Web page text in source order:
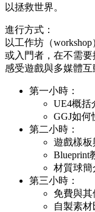
以拯救世界。
進行方式：
以工作坊（
或入門者，在不需
感受遊戲與多媒體互
第一小時：
UE4概括
GGJ如何
第二小時：
遊戲樣板
Blueprint
材質球簡
第三小時：
免費與其
自製素材